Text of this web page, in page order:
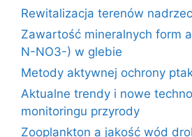
Rewitalizacja terenów
Zawartość mineralnych form
N-NO3-) w glebie
Metody aktywnej ochrony
Aktualne trendy i nowe
monitoringu przyrody
Zooplankton a jakość wód